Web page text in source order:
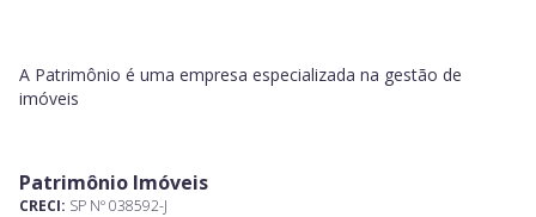
A Patrimônio é uma empresa especializada na gestão de
imóveis
Patrimônio Imóveis
CRECI: SP Nº 038592-J